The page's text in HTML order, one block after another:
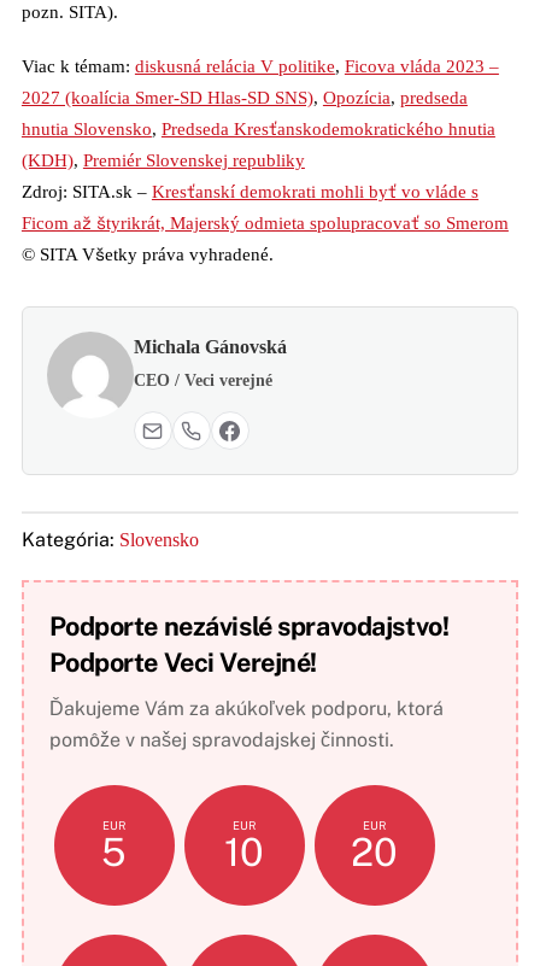
pozn. SITA).
Viac k témam: diskusná relácia V politike, Ficova vláda 2023 –
2027 (koalícia Smer-SD Hlas-SD SNS), Opozícia, predseda
hnutia Slovensko, Predseda Kresťanskodemokratického hnutia
(KDH), Premiér Slovenskej republiky
Zdroj: SITA.sk – Kresťanskí demokrati mohli byť vo vláde s
Ficom až štyrikrát, Majerský odmieta spolupracovať so Smerom
© SITA Všetky práva vyhradené.
Michala Gánovská
CEO / Veci verejné
Kategória: Slovensko
Podporte nezávislé spravodajstvo!
Podporte Veci Verejné!
Ďakujeme Vám za akúkoľvek podporu, ktorá
pomôže v našej spravodajskej činnosti.
EUR
5
EUR
10
EUR
20